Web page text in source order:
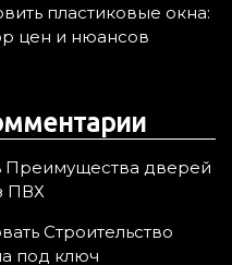
пластиковые окна:
цен и нюансов
Преимущества дверей
ПВХ
Строительство
под ключ